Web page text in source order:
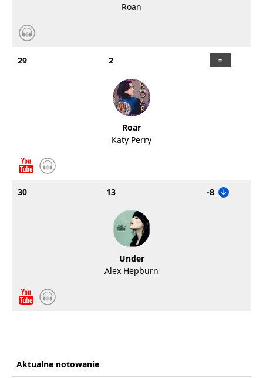
Roan
29 2
Roar
Katy Perry
30 13 -8
Under
Alex Hepburn
Aktualne notowanie